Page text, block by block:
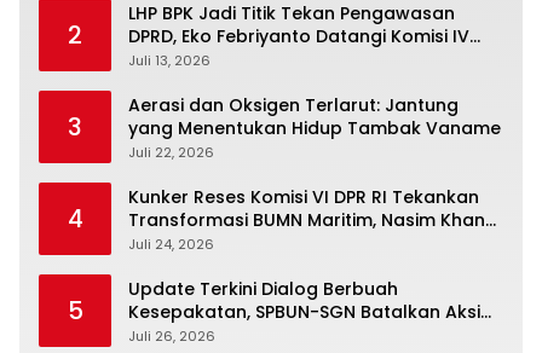
2
LHP BPK Jadi Titik Tekan Pengawasan
DPRD, Eko Febriyanto Datangi Komisi IV
dan Ajak Dewan Kembali Berpijak pada
Juli 13, 2026
3
Aerasi dan Oksigen Terlarut: Jantung
yang Menentukan Hidup Tambak Vaname
Juli 22, 2026
4
Kunker Reses Komisi VI DPR RI Tekankan
Transformasi BUMN Maritim, Nasim Khan
Kawal Penguatan Sektor Laut
Juli 24, 2026
5
Update Terkini Dialog Berbuah
Kesepakatan, SPBUN-SGN Batalkan Aksi
Nasional Setelah Holding Penuhi Sejumlah
Juli 26, 2026